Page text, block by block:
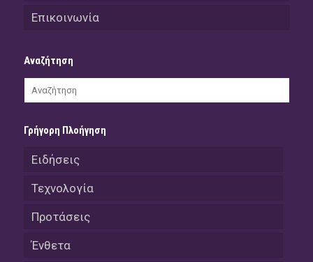
Επικοινωνία
Αναζήτηση
Γρήγορη Πλοήγηση
Ειδήσεις
Τεχνολογία
Προτάσεις
Ένθετα